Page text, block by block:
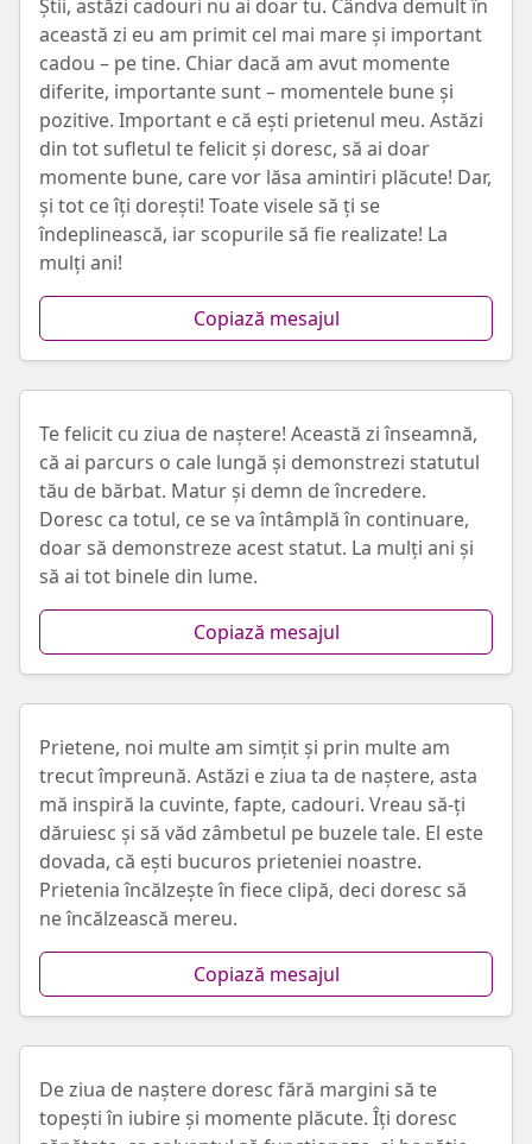
Știi, astăzi cadouri nu ai doar tu. Cândva demult în
această zi eu am primit cel mai mare și important
cadou – pe tine. Chiar dacă am avut momente
diferite, importante sunt – momentele bune și
pozitive. Important e că ești prietenul meu. Astăzi
din tot sufletul te felicit și doresc, să ai doar
momente bune, care vor lăsa amintiri plăcute! Dar,
și tot ce îți dorești! Toate visele să ți se
îndeplinească, iar scopurile să fie realizate! La
mulți ani!
Copiază mesajul
Te felicit cu ziua de naștere! Această zi înseamnă,
că ai parcurs o cale lungă şi demonstrezi statutul
tău de bărbat. Matur şi demn de încredere.
Doresc ca totul, ce se va întâmplă în continuare,
doar să demonstreze acest statut. La mulți ani şi
să ai tot binele din lume.
Copiază mesajul
Prietene, noi multe am simțit și prin multe am
trecut împreună. Astăzi e ziua ta de naștere, asta
mă inspiră la cuvinte, fapte, cadouri. Vreau să-ți
dăruiesc și să văd zâmbetul pe buzele tale. El este
dovada, că ești bucuros prieteniei noastre.
Prietenia încălzește în fiece clipă, deci doresc să
ne încălzească mereu.
Copiază mesajul
De ziua de naștere doresc fără margini să te
topești în iubire și momente plăcute. Îți doresc